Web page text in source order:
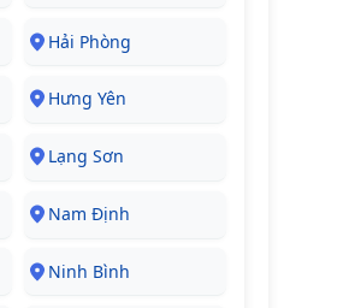
Hải Phòng
Hưng Yên
Lạng Sơn
Nam Định
Ninh Bình